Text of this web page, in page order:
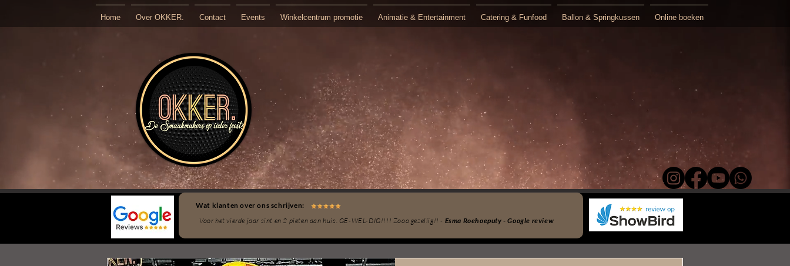
Home Over OKKER. Contact Events Winkelcentrum promotie Animatie & Entertainment Catering & Funfood Ballon & Springkussen Online boeken
Kleine presentjes!
Wat klanten over ons schrijven:
Voor het vierde jaar sint en 2 pieten aan huis. GE-WEL-DIG!!!! Zooo gezellig!! - Esma Roehoeputy - Google review